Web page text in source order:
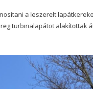
a leszerelt
turbinalapátot alakítottak